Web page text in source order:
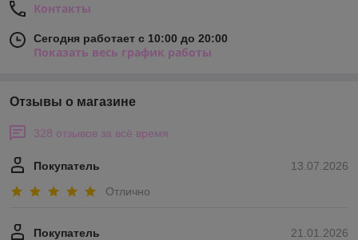
Контакты
Сегодня работает с 10:00 до 20:00
Показать весь график работы
Отзывы о магазине
328 отзывов за всё время
13.07.2026
Покупатель
Отлично
21.01.2026
Покупатель